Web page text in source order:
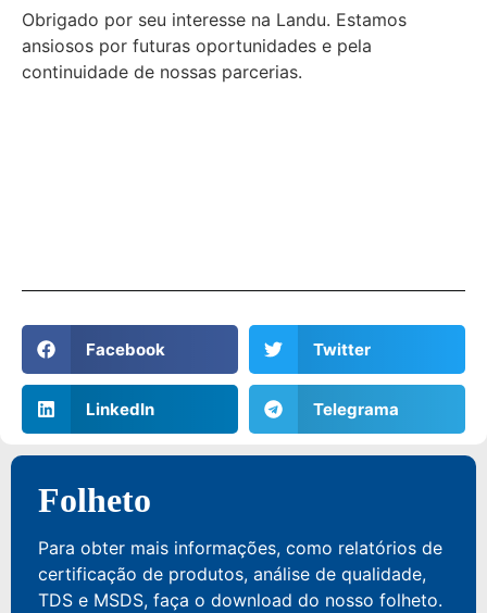
Obrigado por seu interesse na Landu. Estamos
ansiosos por futuras oportunidades e pela
continuidade de nossas parcerias.
Facebook Twitter
LinkedIn Telegrama
Folheto
Para obter mais informações, como relatórios de
certificação de produtos, análise de qualidade,
TDS e MSDS, faça o download do nosso folheto.